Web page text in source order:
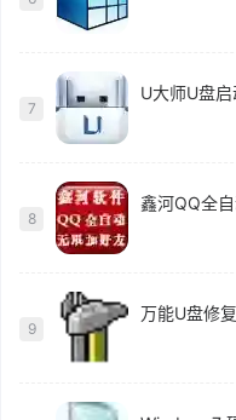
7
U大师U盘启
8
鑫河QQ全
9
万能U盘修